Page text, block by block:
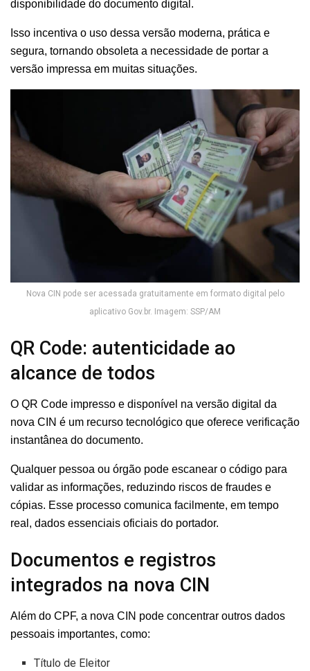
disponibilidade do documento digital.
Isso incentiva o uso dessa versão moderna, prática e
segura, tornando obsoleta a necessidade de portar a
versão impressa em muitas situações.
Nova CIN pode ser acessada gratuitamente em formato digital pelo
aplicativo Gov.br. Imagem: SSP/AM
QR Code: autenticidade ao
alcance de todos
O QR Code impresso e disponível na versão digital da
nova CIN é um recurso tecnológico que oferece verificação
instantânea do documento.
Qualquer pessoa ou órgão pode escanear o código para
validar as informações, reduzindo riscos de fraudes e
cópias. Esse processo comunica facilmente, em tempo
real, dados essenciais oficiais do portador.
Documentos e registros
integrados na nova CIN
Além do CPF, a nova CIN pode concentrar outros dados
pessoais importantes, como:
Título de Eleitor